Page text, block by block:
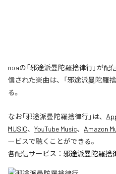
noaの「邪途派曼陀羅捨律行」が
信された楽曲は、「邪途派曼陀羅
る。
なお「邪途派曼陀羅捨律行」は、
MUSIC、 YouTube Music、 Amazon
ービスで聴くことができる。
各配信サービス： 邪途派曼陀羅捨